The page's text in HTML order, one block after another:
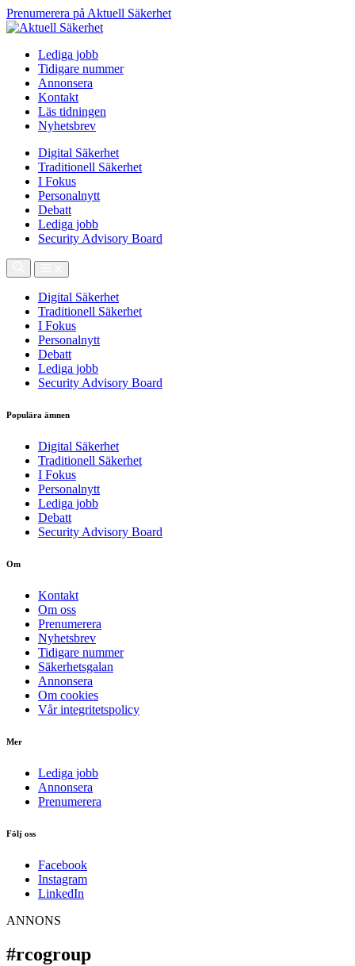
Prenumerera på Aktuell Säkerhet
Lediga jobb
Tidigare nummer
Annonsera
Kontakt
Läs tidningen
Nyhetsbrev
Digital Säkerhet
Traditionell Säkerhet
I Fokus
Personalnytt
Debatt
Lediga jobb
Security Advisory Board
Digital Säkerhet
Traditionell Säkerhet
I Fokus
Personalnytt
Debatt
Lediga jobb
Security Advisory Board
Populära ämnen
Digital Säkerhet
Traditionell Säkerhet
I Fokus
Personalnytt
Lediga jobb
Debatt
Security Advisory Board
Om
Kontakt
Om oss
Prenumerera
Nyhetsbrev
Tidigare nummer
Säkerhetsgalan
Annonsera
Om cookies
Vår integritetspolicy
Mer
Lediga jobb
Annonsera
Prenumerera
Följ oss
Facebook
Instagram
LinkedIn
ANNONS
#rcogroup